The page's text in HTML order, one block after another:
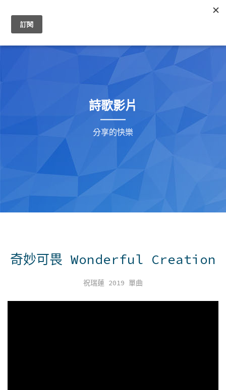
詩歌影片
分享的快樂
奇妙可畏 Wonderful Creation
祝瑞蓮 2019 單曲